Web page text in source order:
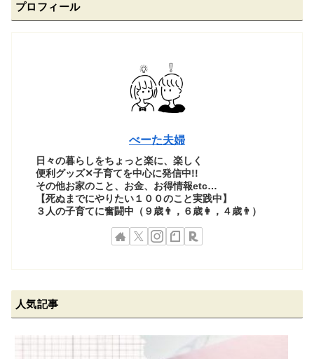
プロフィール
べーた夫婦
日々の暮らしをちょっと楽に、楽しく
便利グッズ✕子育てを中心に発信中!!
その他お家のこと、お金、お得情報etc…
【死ぬまでにやりたい１００のこと実践中】
３人の子育てに奮闘中（９歳👨，６歳👩，４歳👨）
人気記事